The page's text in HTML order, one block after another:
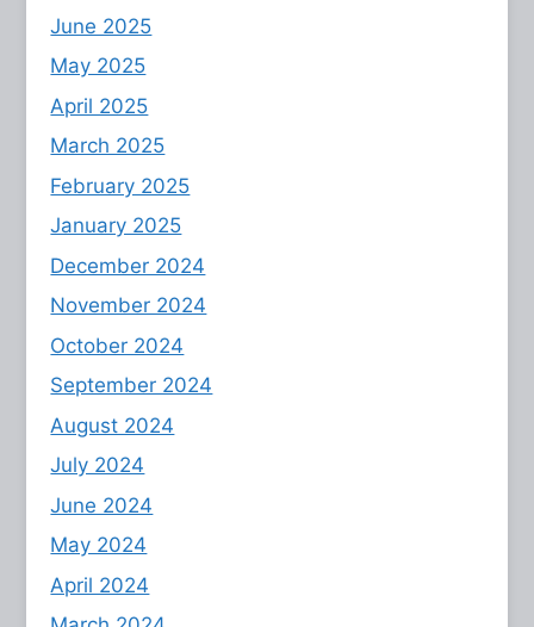
June 2025
May 2025
April 2025
March 2025
February 2025
January 2025
December 2024
November 2024
October 2024
September 2024
August 2024
July 2024
June 2024
May 2024
April 2024